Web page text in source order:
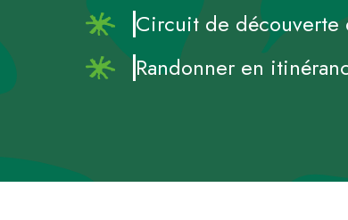
Circuit de découverte
Randonner en